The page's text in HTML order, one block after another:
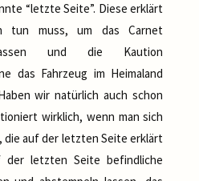
“letzte Seite”. Diese erklärt
tun muss, um das Carnet
und die Kaution
das Fahrzeug im Heimaland
wir natürlich auch schon
wirklich, wenn man sich
die auf der letzten Seite erklärt
der letzten Seite befindliche